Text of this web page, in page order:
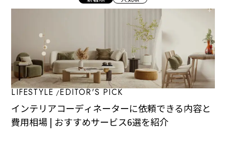
LIFESTYLE EDITOR'S PICK
インテリアコーディネーターに依頼できる内容と
費用相場 | おすすめサービス6選を紹介